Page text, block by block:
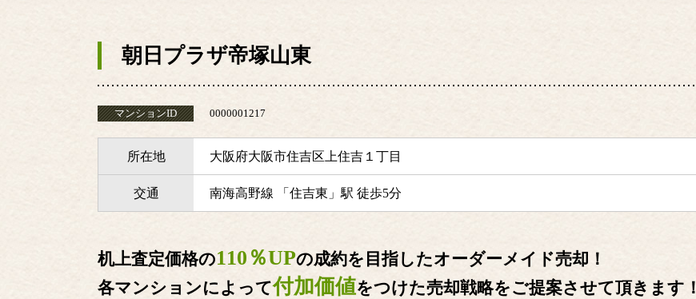
朝日プラザ帝塚山東
マンションID 0000001217
所在地 大阪府大阪市住吉区上住吉１丁目
交通 南海高野線 「住吉東」駅 徒歩5分
机上査定価格の110％UPの成約を目指したオーダーメイド売却！
各マンションによって付加価値をつけた売却戦略をご提案させて頂きます！